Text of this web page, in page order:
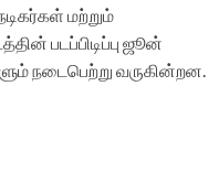
மற்றும்
படப்பிடிப்பு ஜூன்
நடைபெற்று வருகின்றன.